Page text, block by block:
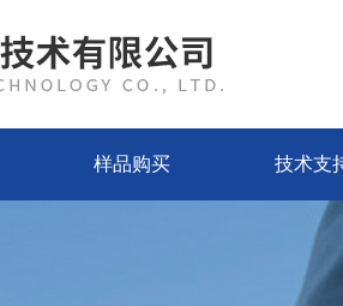
样品购买 技术支